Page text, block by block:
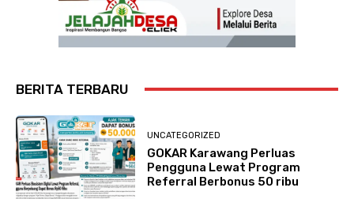
BERITA TERBARU
UNCATEGORIZED
GOKAR Karawang Perluas
Pengguna Lewat Program
Referral Berbonus 50 ribu